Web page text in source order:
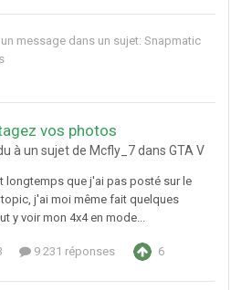
message dans un sujet: Snapmatic
vos photos
à un sujet de Mcfly_7 dans GTA V
longtemps que j'ai pas posté sur le
j'ai moi même fait quelques
y voir mon 4x4 en mode...
9 231 réponses 6